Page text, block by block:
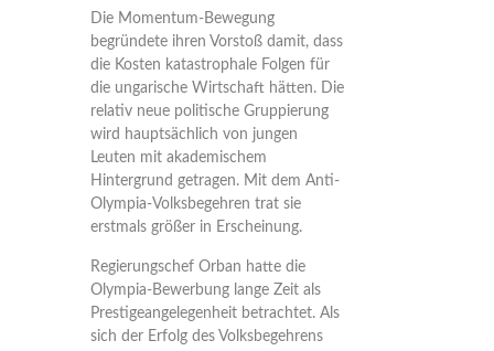
Die Momentum-Bewegung
begründete ihren Vorstoß damit, dass
die Kosten katastrophale Folgen für
die ungarische Wirtschaft hätten. Die
relativ neue politische Gruppierung
wird hauptsächlich von jungen
Leuten mit akademischem
Hintergrund getragen. Mit dem Anti-
Olympia-Volksbegehren trat sie
erstmals größer in Erscheinung.
Regierungschef Orban hatte die
Olympia-Bewerbung lange Zeit als
Prestigeangelegenheit betrachtet. Als
sich der Erfolg des Volksbegehrens